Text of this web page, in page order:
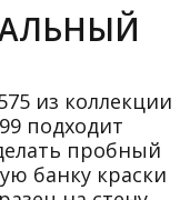
из коллекции
подходит
пробный
банку краски